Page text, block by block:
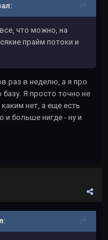
что можно, на
прайм потоки и
раз в неделю, а я про
базу. Я просто точно не
нет, а еще есть
и больше нигде - ну и